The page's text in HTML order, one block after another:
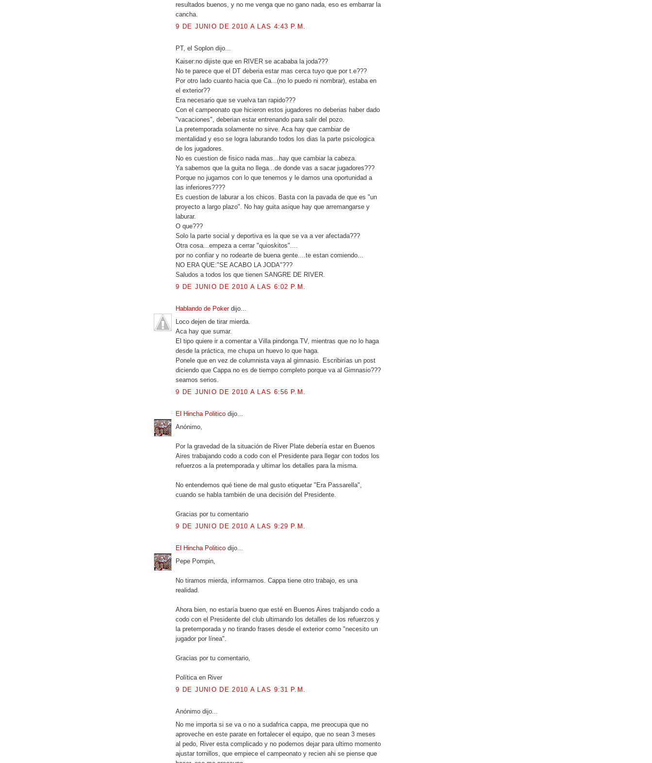
resultados buenos, y no me venga que no gano nada, eso es embarrar la
cancha.
9 DE JUNIO DE 2010 A LAS 4:43 P.M.
PT, el Soplon dijo...
Kaiser:no dijiste que en RIVER se acababa la joda???
No te parece que el DT deberia estar mas cerca tuyo que por t.e???
Por otro lado cuanto hacia que Ca...(no lo puedo ni nombrar), estaba en
el exterior??
Era necesario que se vuelva tan rapido???
Con el campeonato que hicieron estos jugadores no deberias haber dado
"vacaciones", deberian estar entrenando para salir del pozo.
La pretemporada solamente no sirve. Aca hay que cambiar de
mentalidad y eso se logra laburando todos los dias la parte psicologica
de los jugadores.
No es cuestion de fisico nada mas...hay que cambiar la cabeza.
Ya sabemos que la guita no llega...de donde vas a sacar jugadores???
Porque no jugamos con lo que tenemos y le damos una oportunidad a
las inferiores????
Es cuestion de laburar a los chicos. Basta con la pavada de que es "un
proyecto a largo plazo". No hay guita asique hay que arremangarse y
laburar.
O que???
Solo la parte social y deportiva es la que se va a ver afectada???
Otra cosa...empeza a cerrar "quioskitos"....
por no confiar y no rodearte de buena gente....te estan comiendo...
NO ERA QUE:"SE ACABO LA JODA"???
Saludos a todos los que tienen SANGRE DE RIVER.
9 DE JUNIO DE 2010 A LAS 6:02 P.M.
Hablando de Poker dijo...
Loco dejen de tirar mierda.
Aca hay que sumar.
El tipo quiere ir a comentar a Villa pindonga TV, mientras que no lo haga
desde la práctica, me chupa un huevo lo que haga.
Ponele que en vez de columnista vaya al gimnasio. Escribirías un post
diciendo que Cappa no es de tiempo completo porque va al Gimnasio???
seamos serios.
9 DE JUNIO DE 2010 A LAS 6:56 P.M.
El Hincha Politico dijo...
Anónimo,
Por la gravedad de la situación de River Plate debería estar en Buenos
Aires trabajando codo a codo con el Presidente para llegar con todos los
refuerzos a la pretemporada y ultimar los detalles para la misma.
No entendemos qué tiene de mal gusto etiquetar "Era Passarella",
cuando se habla también de una decisión del Presidente.
Gracias por tu comentario
9 DE JUNIO DE 2010 A LAS 9:29 P.M.
El Hincha Politico dijo...
Pepe Pompin,
No tiramos mierda, informamos. Cappa tiene otro trabajo, es una
realidad.
Ahora bien, no estaría bueno que esté en Buenos Aires trabjando codo a
codo con el Presidente del club ultimando los detalles de los refuerzos y
la pretemporada y no tirando frases desde el exterior como "necesito un
jugador por línea".
Gracias por tu comentario,
Política en River
9 DE JUNIO DE 2010 A LAS 9:31 P.M.
Anónimo dijo...
No me importa si se va o no a sudafrica cappa, me preocupa que no
aproveche en este parate en fortalecer el equipo, que no sean 3 meses
al pedo, River esta complicado y no podemos dejar para ultimo momento
ajustar tornillos, que empiece el campeonato y recien ahi se piense que